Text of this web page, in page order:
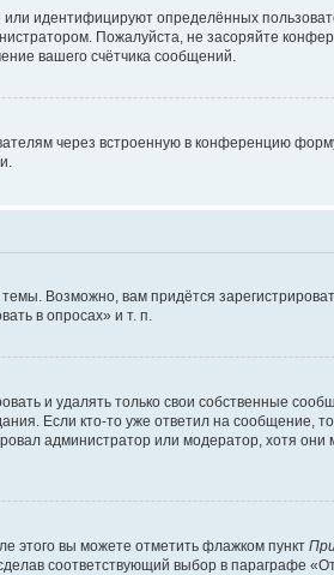
идентифицируют определённых
Пожалуйста, не засоряйте
вашего счётчика сообщений.
через встроенную в конференцию
Возможно, вам придётся
в опросах» и т. п.
и удалять только свои собственные
Если кто-то уже ответил на сообщение,
администратор или модератор, хотя
этого вы можете отметить флажком пункт
соответствующий выбор в параграфе